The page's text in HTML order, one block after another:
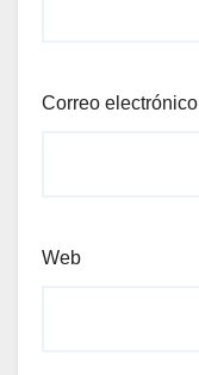
Correo electrónico
Web